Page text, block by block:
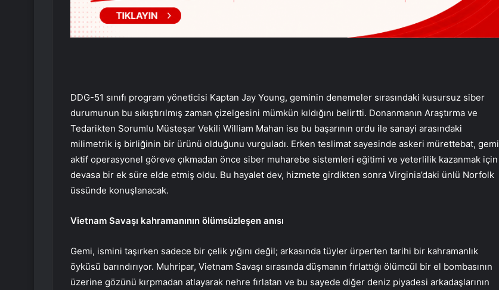
DDG-51 sınıfı program yöneticisi Kaptan Jay Young, geminin denemeler sırasındaki kusursuz siber
durumunun bu sıkıştırılmış zaman çizelgesini mümkün kıldığını belirtti. Donanmanın Araştırma ve
Tedarikten Sorumlu Müsteşar Vekili William Mahan ise bu başarının ordu ile sanayi arasındaki
milimetrik iş birliğinin bir ürünü olduğunu vurguladı. Erken teslimat sayesinde askeri mürettebat, gemi
aktif operasyonel göreve çıkmadan önce siber muharebe sistemleri eğitimi ve yeterlilik kazanmak için
devasa bir ek süre elde etmiş oldu. Bu hayalet dev, hizmete girdikten sonra Virginia’daki ünlü Norfolk
üssünde konuşlanacak.
Vietnam Savaşı kahramanının ölümsüzleşen anısı
Gemi, ismini taşırken sadece bir çelik yığını değil; arkasında tüyler ürperten tarihi bir kahramanlık
öyküsü barındırıyor. Muhripar, Vietnam Savaşı sırasında düşmanın fırlattığı ölümcül bir el bombasının
üzerine gözünü kırpmadan atlayarak nehre fırlatan ve bu sayede diğer deniz piyadesi arkadaşlarının